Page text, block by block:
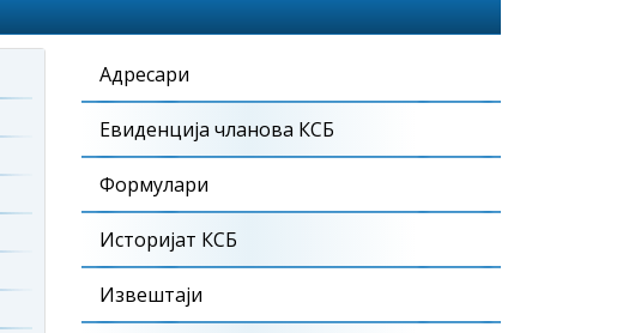
Адресари
Евиденција чланова КСБ
Формулари
Историјат КСБ
Извештаји